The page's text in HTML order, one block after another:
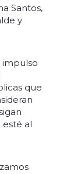
Santos,
y
impulso
que
al